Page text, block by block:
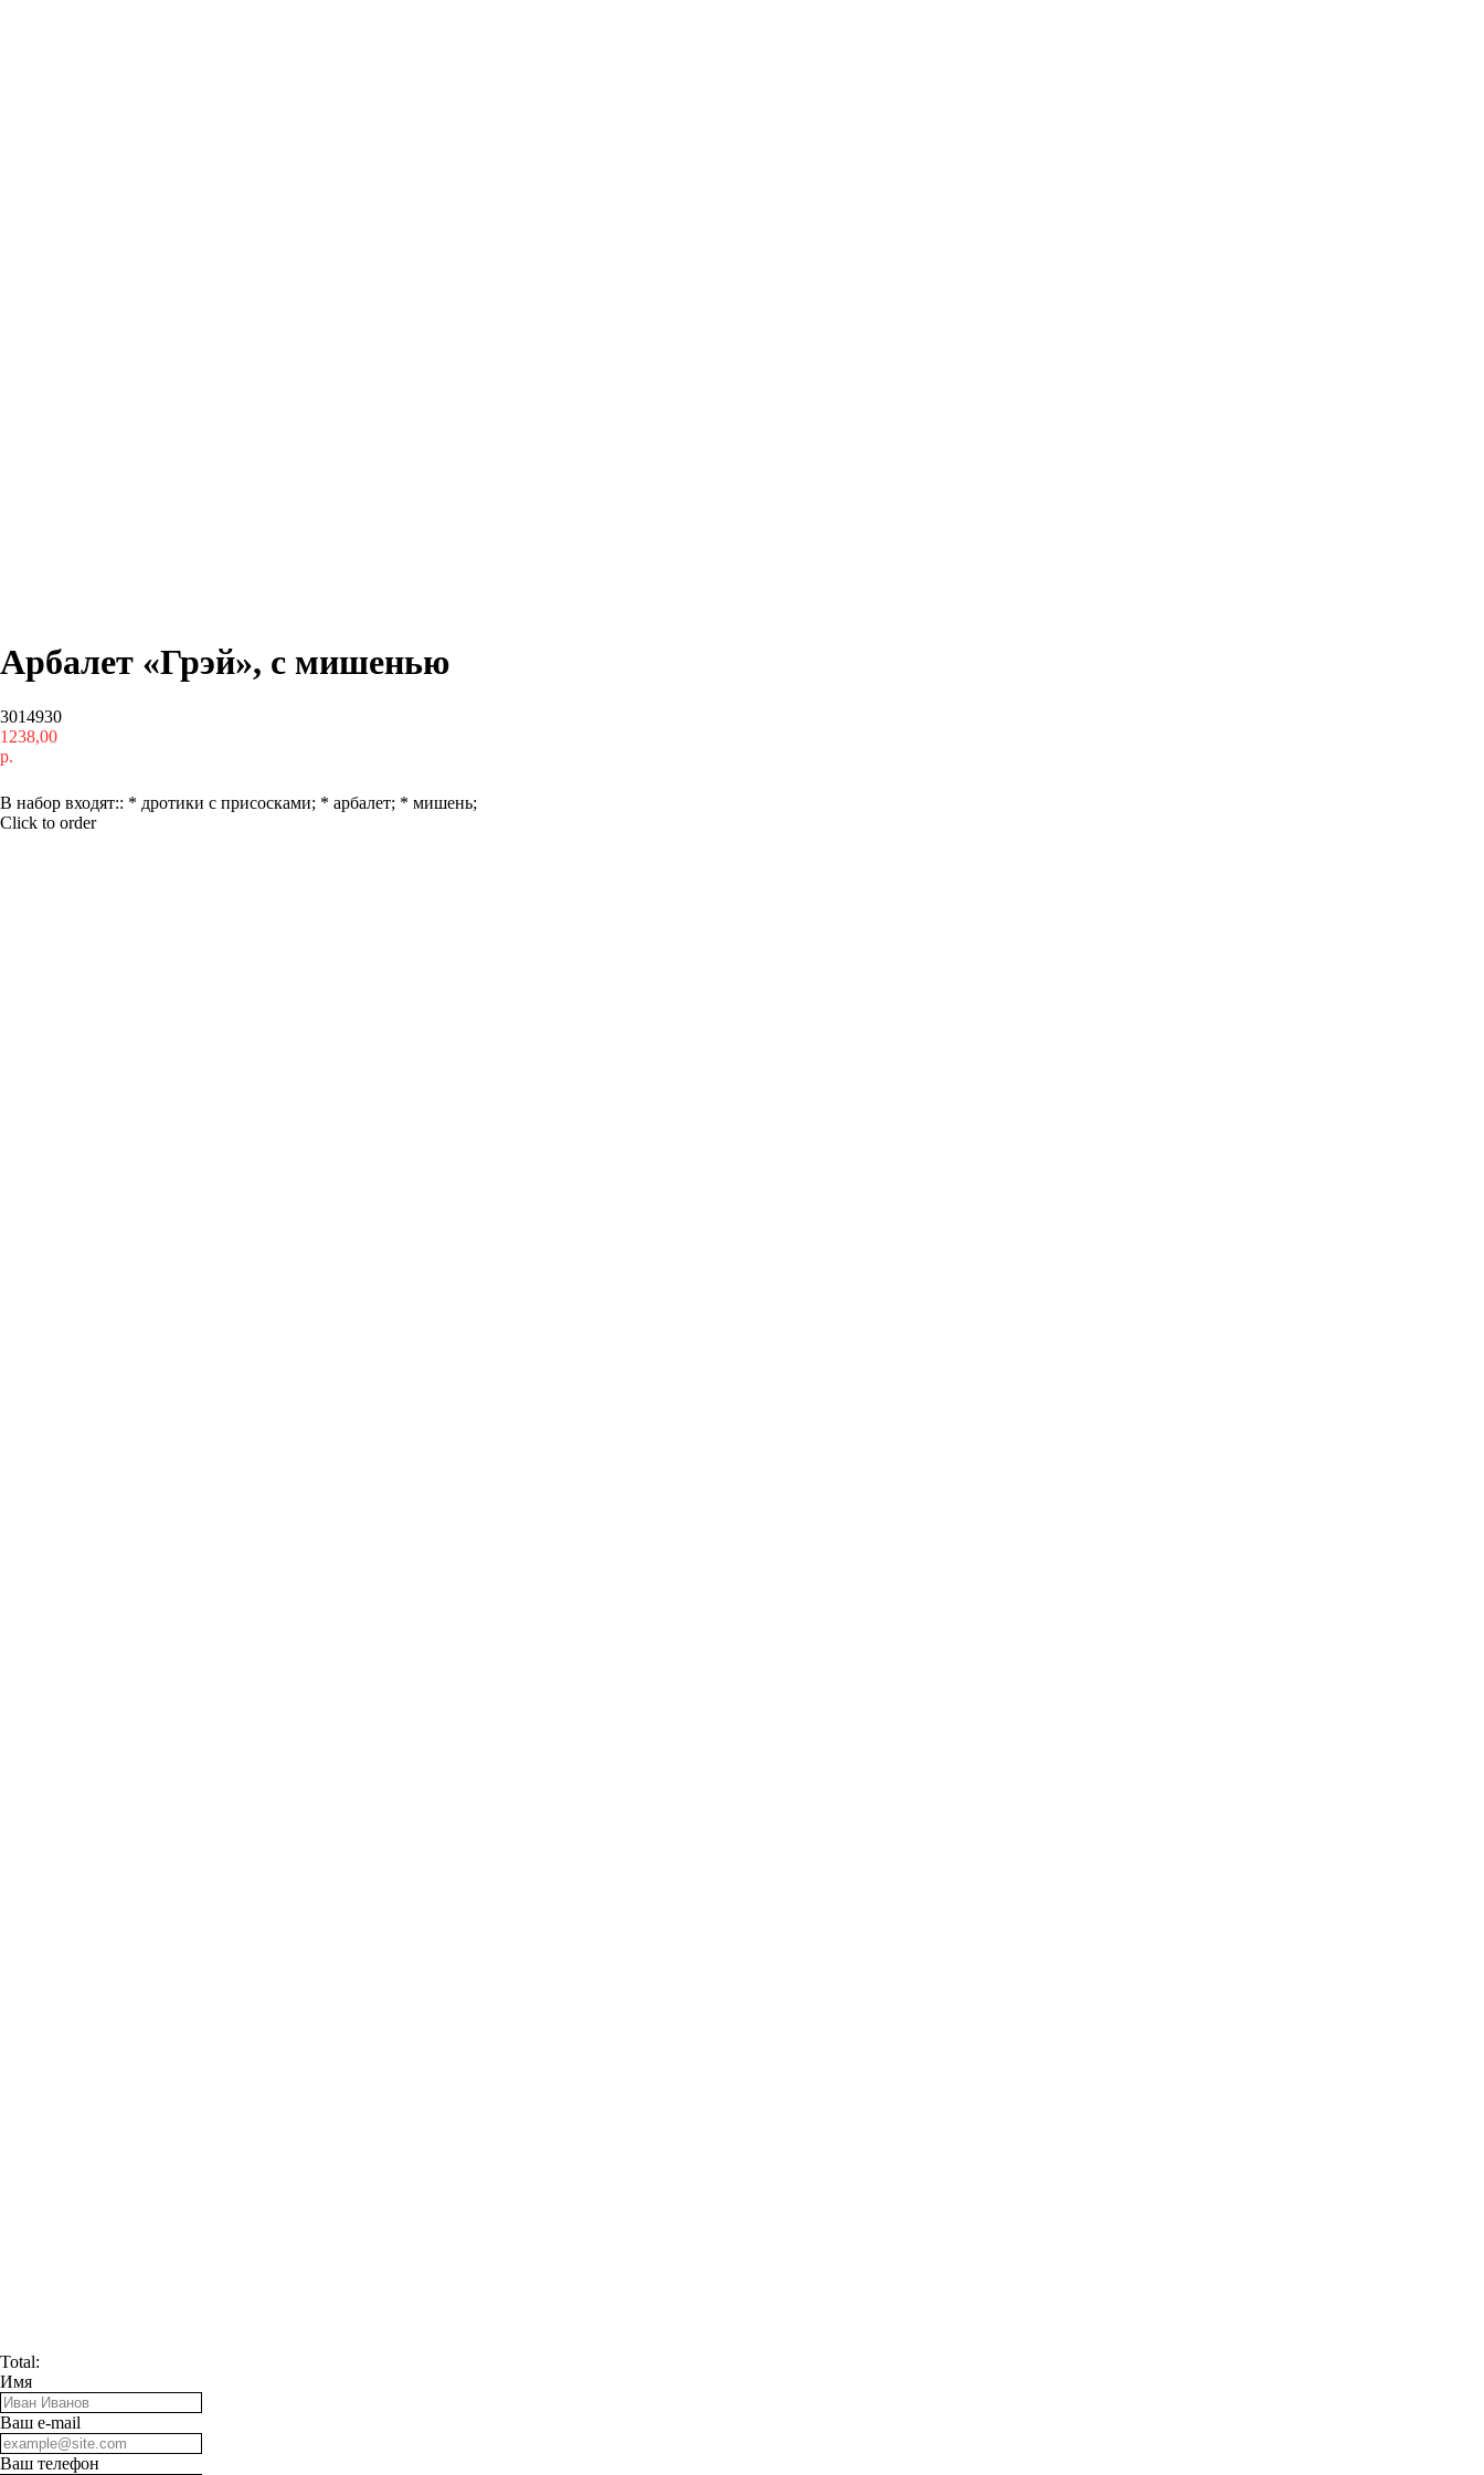
Арбалет «Грэй», с мишенью
3014930
1238,00
р.
В набор входят:: * дротики с присосками; * арбалет; * мишень;
Click to order
Total:
Имя
Ваш e-mail
Ваш телефон